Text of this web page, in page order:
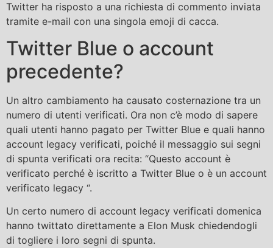
Twitter ha risposto a una richiesta di commento inviata
tramite e-mail con una singola emoji di cacca.
Twitter Blue o account
precedente?
Un altro cambiamento ha causato costernazione tra un
numero di utenti verificati. Ora non c’è modo di sapere
quali utenti hanno pagato per Twitter Blue e quali hanno
account legacy verificati, poiché il messaggio sui segni
di spunta verificati ora recita: “Questo account è
verificato perché è iscritto a Twitter Blue o è un account
verificato legacy “.
Un certo numero di account legacy verificati domenica
hanno twittato direttamente a Elon Musk chiedendogli
di togliere i loro segni di spunta.